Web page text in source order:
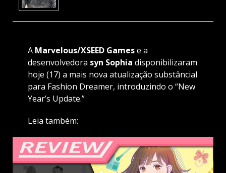
A Marvelous/XSEED Gamese a
desenvolvedora syn Sophia disponibilizaram
hoje (17) a mais nova atualização substâncial
para Fashion Dreamer, introduzindo o “New
Year’s Update.”
Leia também: